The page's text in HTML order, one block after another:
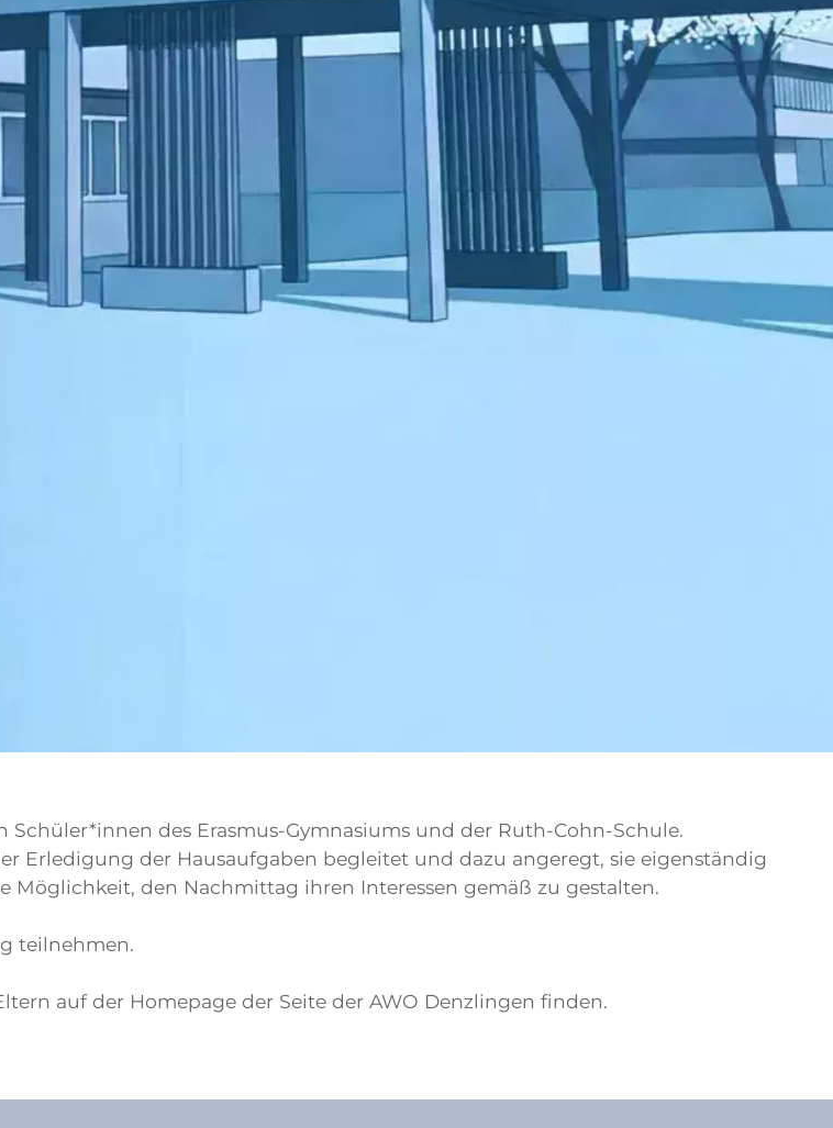
des Erasmus-Gymnasiums und der Ruth-Cohn-Schule.
Erledigung der Hausaufgaben begleitet und dazu angeregt, sie eigenständig
Möglichkeit, den Nachmittag ihren Interessen gemäß zu gestalten.
teilnehmen.
auf der Homepage der Seite der AWO Denzlingen finden.